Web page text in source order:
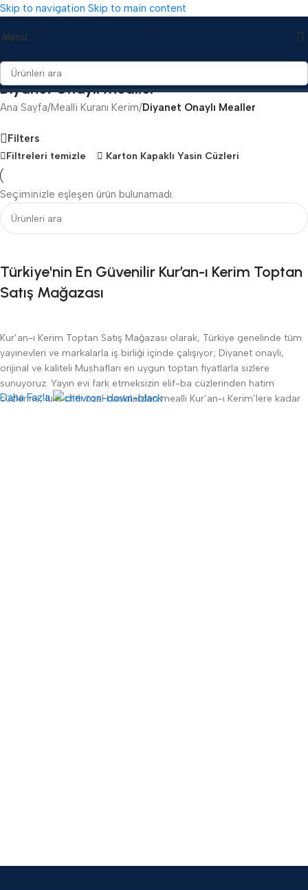
Skip to navigation Skip to main content
Menü
Diyanet Onaylı Mealler
Ana Sayfa/Mealli Kuranı Kerim/Diyanet Onaylı Mealler
Filters
Filtreleri temizle
Karton Kapaklı Yasin Cüzleri
Seçiminizle eşleşen ürün bulunamadı.
Türkiye'nin En Güvenilir Kur’an-ı Kerim Toptan
Satış Mağazası
Kur’an-ı Kerim Toptan Satış Mağazası olarak, Türkiye genelinde tüm
yayınevleri ve markalarla iş birliği içinde çalışıyor; Diyanet onaylı,
orijinal ve kaliteli Mushafları en uygun toptan fiyatlarla sizlere
sunuyoruz. Yayın evi fark etmeksizin elif-ba cüzlerinden hatim
cüzlerine, lüks ciltli özel baskılardan mealli Kur’an-ı Kerim’lere kadar
Daha Fazla